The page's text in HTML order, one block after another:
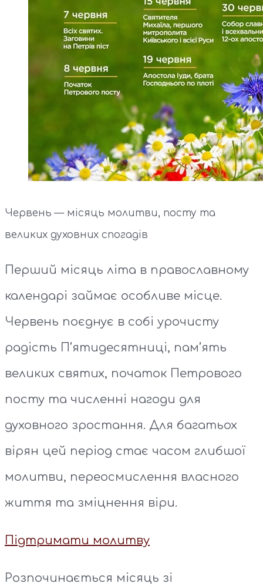
Червень — місяць молитви, посту та
великих духовних спогадів
Перший місяць літа в православному
календарі займає особливе місце.
Червень поєднує в собі урочисту
радість П’ятидесятниці, пам’ять
великих святих, початок Петрового
посту та численні нагоди для
духовного зростання. Для багатьох
вірян цей період стає часом глибшої
молитви, переосмислення власного
життя та зміцнення віри.
Підтримати молитву
Розпочинається місяць зі